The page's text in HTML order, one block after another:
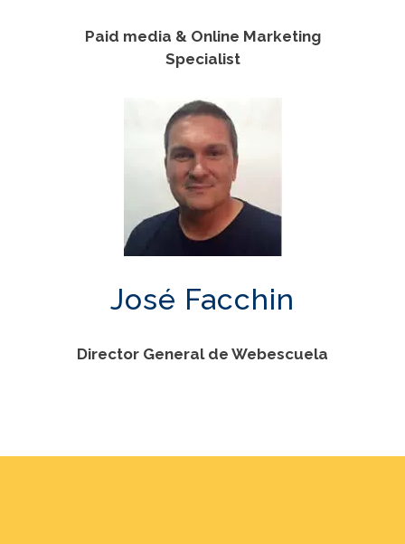
Paid media & Online Marketing
Specialist
José Facchin
Director General de Webescuela